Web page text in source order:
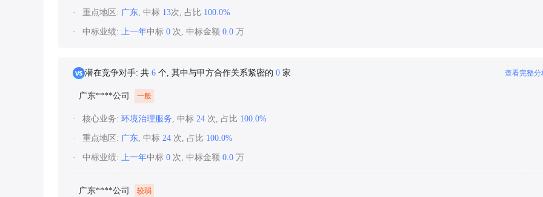
重点地区: 广东, 中标 13次, 占比 100.0%
中标业绩: 上一年中标 0 次, 中标金额 0.0 万
潜在竞争对手: 共 6 个, 其中与甲方合作关系紧密的 0 家 查看完整分
广东****公司 一般
核心业务: 环境治理服务, 中标 24 次, 占比 100.0%
重点地区: 广东, 中标 24 次, 占比 100.0%
中标业绩: 上一年中标 0 次, 中标金额 0.0 万
广东****公司 较弱